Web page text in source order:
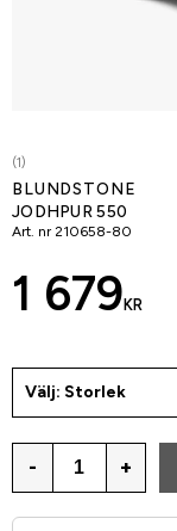
(1)
BLUNDSTONE
JODHPUR 550
Art. nr 210658-80
1 679 KR
Välj: Storlek
- +